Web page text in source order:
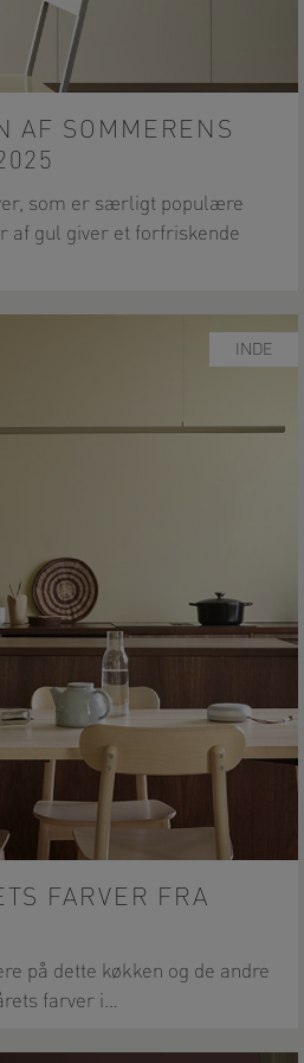
AF SOMMERENS
som er særligt populære
af gul giver et forfriskende
INDE
FARVER FRA
på dette køkken og de andre
farver i…